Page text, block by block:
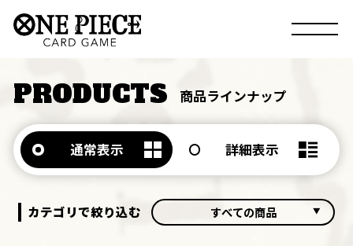
PRODUCTS 商品ラインナップ
カテゴリで絞り込む すべての商品
通常表示 詳細表示